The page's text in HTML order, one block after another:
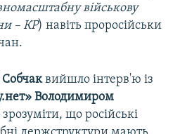
військову
– КР) навіть проросійськи
Собчаквийшло інтерв'ю із
Володимиром
що російські